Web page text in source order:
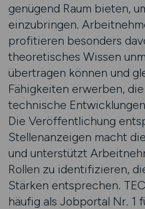
genügend Raum bieten,
einzubringen.
profitieren besonders
theoretisches Wissen
übertragen können und
Fähigkeiten erwerben,
technische
Die Veröffentlichung
Stellenanzeigen macht
und unterstützt
Rollen zu identifizieren,
Stärken entsprechen.
häufig als Jobportal Nr. 1